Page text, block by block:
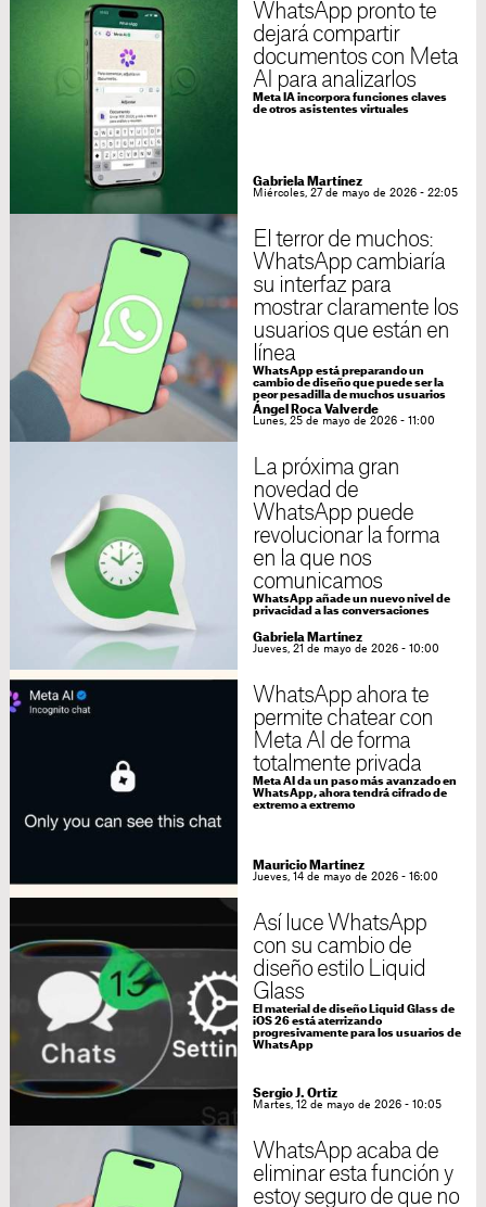
WhatsApp pronto te
dejará compartir
documentos con Meta
AI para analizarlos
Meta IA incorpora funciones claves
de otros asistentes virtuales
Gabriela Martínez
Miércoles, 27 de mayo de 2026 - 22:05
El terror de muchos:
WhatsApp cambiaría
su interfaz para
mostrar claramente los
usuarios que están en
línea
WhatsApp está preparando un
cambio de diseño que puede ser la
peor pesadilla de muchos usuarios
Ángel Roca Valverde
Lunes, 25 de mayo de 2026 - 11:00
La próxima gran
novedad de
WhatsApp puede
revolucionar la forma
en la que nos
comunicamos
WhatsApp añade un nuevo nivel de
privacidad a las conversaciones
Gabriela Martínez
Jueves, 21 de mayo de 2026 - 10:00
WhatsApp ahora te
permite chatear con
Meta AI de forma
totalmente privada
Meta AI da un paso más avanzado en
WhatsApp, ahora tendrá cifrado de
extremo a extremo
Mauricio Martínez
Jueves, 14 de mayo de 2026 - 16:00
Así luce WhatsApp
con su cambio de
diseño estilo Liquid
Glass
El material de diseño Liquid Glass de
iOS 26 está aterrizando
progresivamente para los usuarios de
WhatsApp
Sergio J. Ortiz
Martes, 12 de mayo de 2026 - 10:05
WhatsApp acaba de
eliminar esta función y
estoy seguro de que no